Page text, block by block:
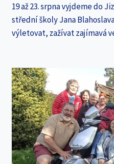
19 až 23. srpna vyjdeme do
střední školy Jana
výletovat, zažívat zajímavá